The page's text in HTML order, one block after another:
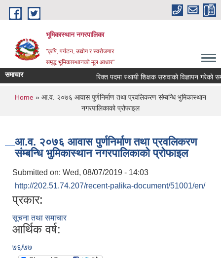
Skip to main content
भूमिकास्थान नगरपालिका
"कृषि, पर्यटन, उद्योग र स्वरोजगार
समृद्ध भूमिकास्थानको मूल आधार"
समाचार रिक्त पदमा स्थायी शिक्षक सरुवाको विज्ञापन गरेको
You are here
Home » आ.व. २०७६ आवास पुर्णनिर्माण तथा प्रवलिकरण संम्बन्धि भुमिकास्थान
नगरपालिकाको प्रोफाइल
आ.व. २०७६ आवास पुर्णनिर्माण तथा प्रवलिकरण
संम्बन्धि भुमिकास्थान नगरपालिकाको प्रोफाइल
Submitted on: Wed, 08/07/2019 - 14:03
http://202.51.74.207/recent-palika-document/51001/en/
प्रकार:
सूचना तथा समाचार
आर्थिक वर्ष:
७६/७७